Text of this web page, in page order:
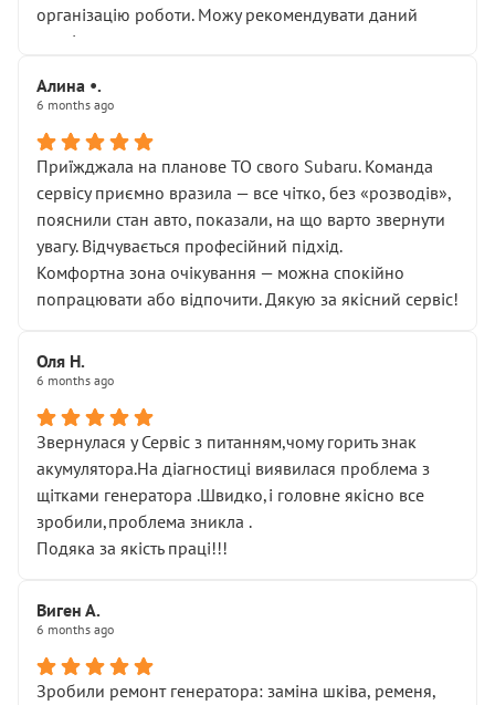
організацію роботи. Можу рекомендувати даний
сервіс.
Алина •.
6 months ago
Приїжджала на планове ТО свого Subaru. Команда
сервісу приємно вразила — все чітко, без «розводів»,
пояснили стан авто, показали, на що варто звернути
увагу. Відчувається професійний підхід.
Комфортна зона очікування — можна спокійно
попрацювати або відпочити. Дякую за якісний сервіс!
Оля Н.
6 months ago
Звернулася у Сервіс з питанням,чому горить знак
акумулятора.На діагностиці виявилася проблема з
щітками генератора .Швидко,і головне якісно все
зробили,проблема зникла .
Подяка за якість праці!!!
Виген А.
6 months ago
Зробили ремонт генератора: заміна шківа, ременя,